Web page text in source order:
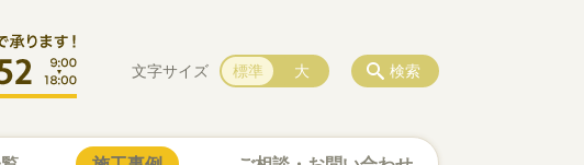
検索
文字サイズ 標準 大